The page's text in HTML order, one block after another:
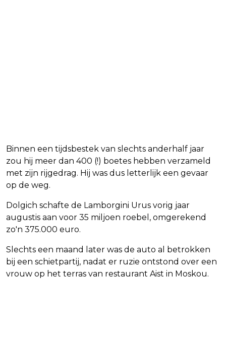
Binnen een tijdsbestek van slechts anderhalf jaar
zou hij meer dan 400 (!) boetes hebben verzameld
met zijn rijgedrag. Hij was dus letterlijk een gevaar
op de weg.
Dolgich schafte de Lamborgini Urus vorig jaar
augustis aan voor 35 miljoen roebel, omgerekend
zo'n 375.000 euro.
Slechts een maand later was de auto al betrokken
bij een schietpartij, nadat er ruzie ontstond over een
vrouw op het terras van restaurant Aist in Moskou.